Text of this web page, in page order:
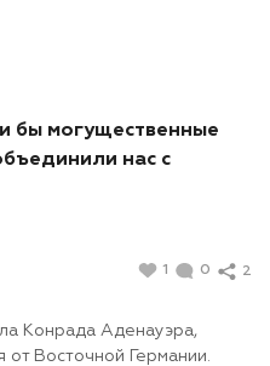
бы могущественные
нас с
1 0 2
Конрада Аденауэра,
от Восточной Германии.